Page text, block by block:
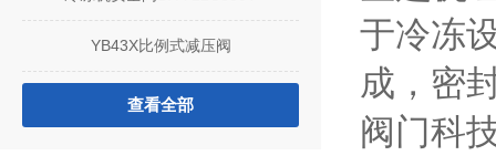
YB43X比例式减压阀
查看全部
于冷冻
成，密
阀门科